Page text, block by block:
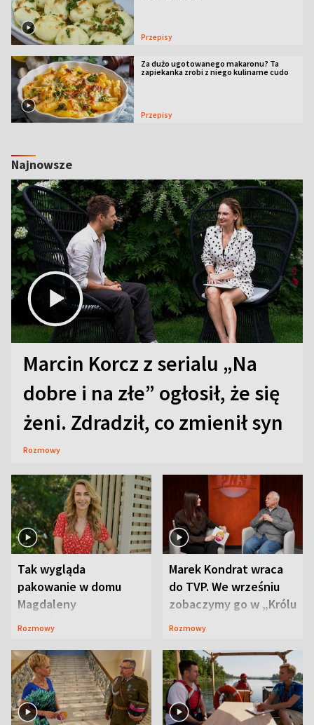
Przepisy
Za dużo ugotowanego makaronu? Ta
zapiekanka zrobi z niego kulinarne cudo
Przepisy
Najnowsze
Marcin Korcz z serialu „Na
dobre i na złe” ogłosił, że się
żeni. Zdradził, co zmienił syn
Rozmowy
Tak wygląda
pakowanie w domu
Magdaleny
Waligórskiej-Lisieckiej.
Rozmowy
Marek Kondrat wraca
do TVP. We wrześniu
zobaczymy go w „Królu
Maciusiu I”
Rozmowy